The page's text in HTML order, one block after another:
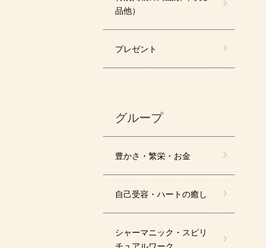
品他）
プレゼント
グループ
豊かさ・繁栄・お金
自己受容・ハートの癒し
シャーマニック・スピリ
チュアルワーク